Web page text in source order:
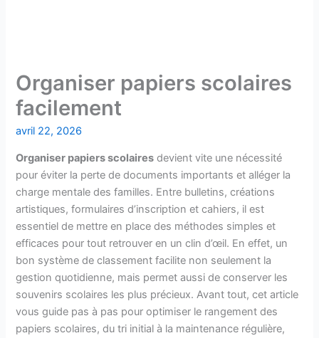
Organiser papiers scolaires
facilement
avril 22, 2026
Organiser papiers scolaires devient vite une nécessité
pour éviter la perte de documents importants et alléger la
charge mentale des familles. Entre bulletins, créations
artistiques, formulaires d’inscription et cahiers, il est
essentiel de mettre en place des méthodes simples et
efficaces pour tout retrouver en un clin d’œil. En effet, un
bon système de classement facilite non seulement la
gestion quotidienne, mais permet aussi de conserver les
souvenirs scolaires les plus précieux. Avant tout, cet article
vous guide pas à pas pour optimiser le rangement des
papiers scolaires, du tri initial à la maintenance régulière,